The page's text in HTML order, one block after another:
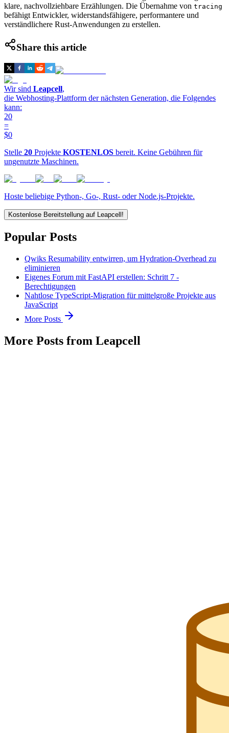
klare, nachvollziehbare Erzählungen. Die Übernahme von tracing
befähigt Entwickler, widerstandsfähigere, performantere und
verständlichere Rust-Anwendungen zu erstellen.
Share this article
Wir sind Leapcell,
die Webhosting-Plattform der nächsten Generation, die Folgendes
kann:
20
=
$0
Stelle 20 Projekte KOSTENLOS bereit. Keine Gebühren für
ungenutzte Maschinen.
Hoste beliebige Python-, Go-, Rust- oder Node.js-Projekte.
Kostenlose Bereitstellung auf Leapcell!
Popular Posts
Qwiks Resumability entwirren, um Hydration-Overhead zu
eliminieren
Eigenes Forum mit FastAPI erstellen: Schritt 7 -
Berechtigungen
Nahtlose TypeScript-Migration für mittelgroße Projekte aus
JavaScript
More Posts
More Posts from Leapcell